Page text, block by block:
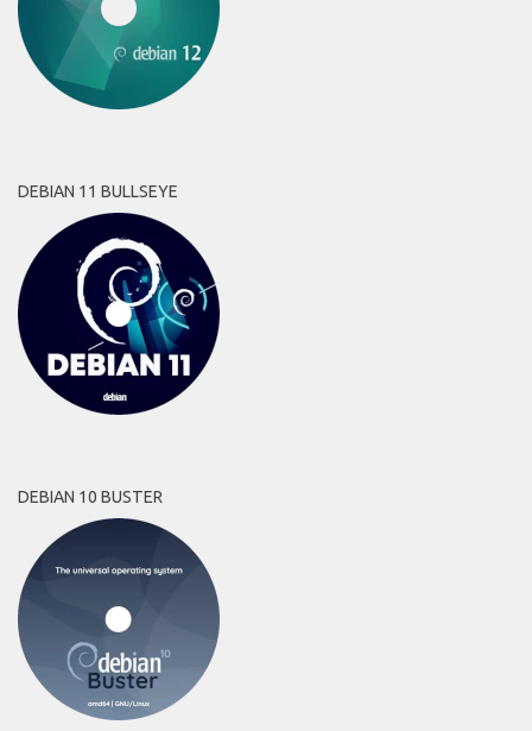
DEBIAN 11 BULLSEYE
DEBIAN 10 BUSTER